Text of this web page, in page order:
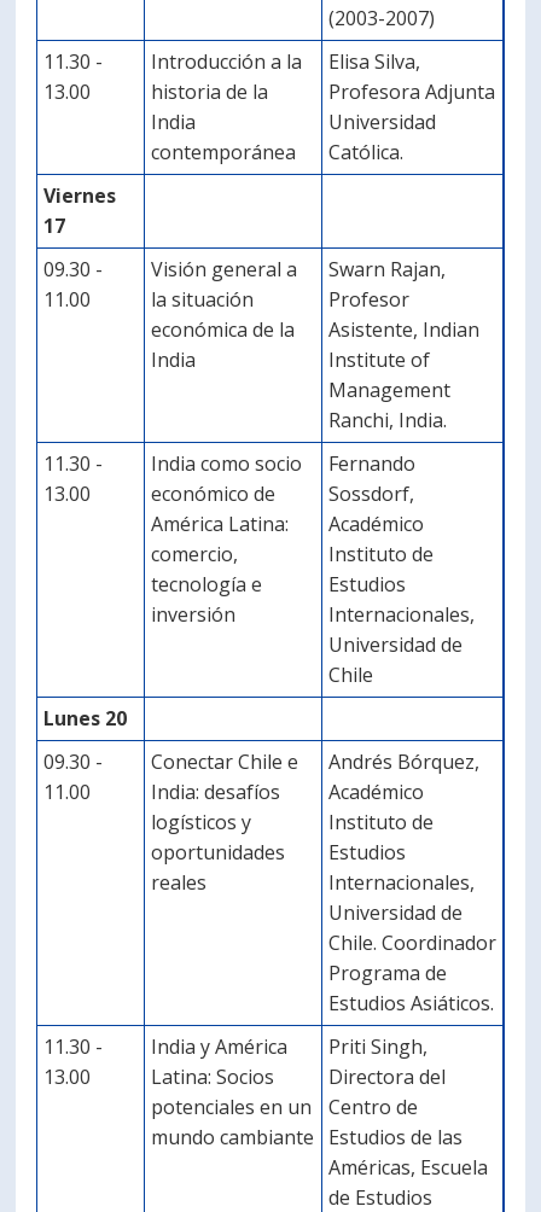
(2003-2007)
11.30 -
13.00
Introducción a la
historia de la
India
contemporánea
Elisa Silva,
Profesora Adjunta
Universidad
Católica.
Viernes
17
09.30 -
11.00
Visión general a
la situación
económica de la
India
Swarn Rajan,
Profesor
Asistente, Indian
Institute of
Management
Ranchi, India.
11.30 -
13.00
India como socio
económico de
América Latina:
comercio,
tecnología e
inversión
Fernando
Sossdorf,
Académico
Instituto de
Estudios
Internacionales,
Universidad de
Chile
Lunes 20
09.30 -
11.00
Conectar Chile e
India: desafíos
logísticos y
oportunidades
reales
Andrés Bórquez,
Académico
Instituto de
Estudios
Internacionales,
Universidad de
Chile. Coordinador
Programa de
Estudios Asiáticos.
11.30 -
13.00
India y América
Latina: Socios
potenciales en un
mundo cambiante
Priti Singh,
Directora del
Centro de
Estudios de las
Américas, Escuela
de Estudios